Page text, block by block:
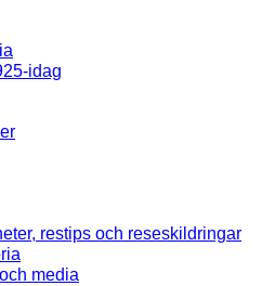
idag
restips och reseskildringar
media